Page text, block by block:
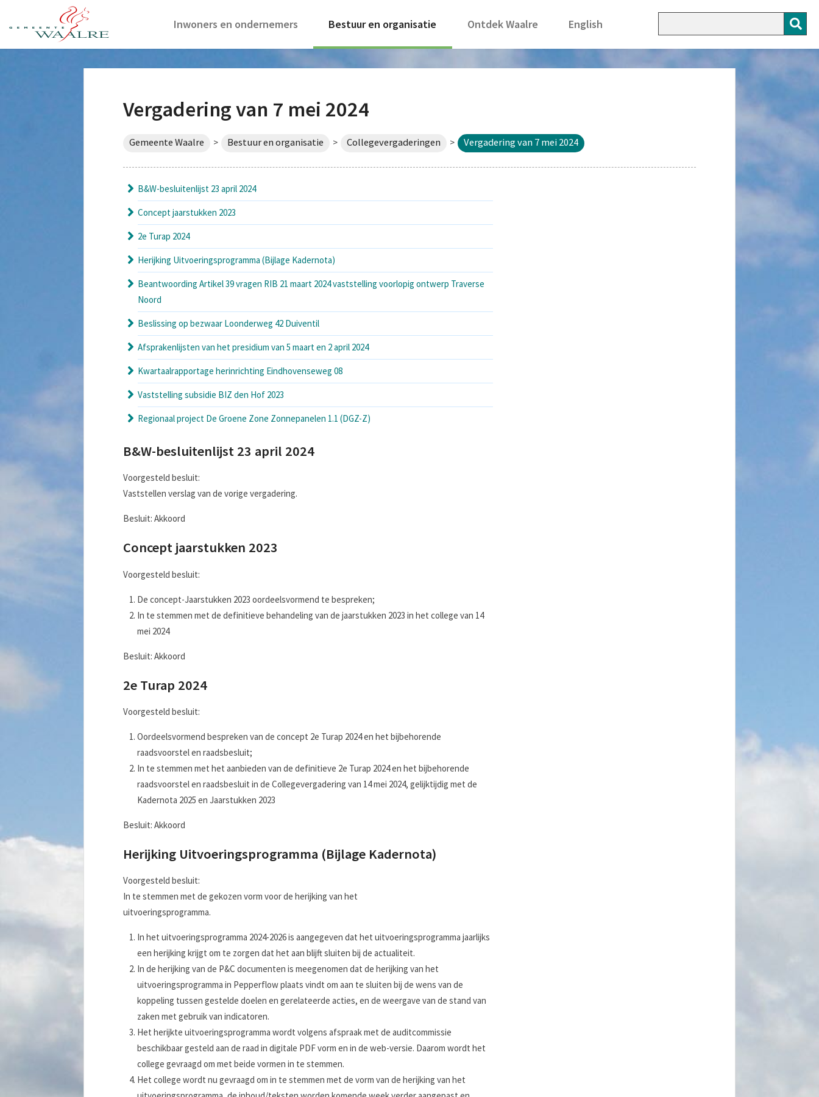
Inwoners en ondernemers Bestuur en organisatie Ontdek Waalre English
Vergadering van 7 mei 2024
Gemeente Waalre > Bestuur en organisatie > Collegevergaderingen > Vergadering van 7 mei 2024
B&W-besluitenlijst 23 april 2024
Concept jaarstukken 2023
2e Turap 2024
Herijking Uitvoeringsprogramma (Bijlage Kadernota)
Beantwoording Artikel 39 vragen RIB 21 maart 2024 vaststelling voorlopig ontwerp Traverse
Noord
Beslissing op bezwaar Loonderweg 42 Duiventil
Afsprakenlijsten van het presidium van 5 maart en 2 april 2024
Kwartaalrapportage herinrichting Eindhovenseweg 08
Vaststelling subsidie BIZ den Hof 2023
Regionaal project De Groene Zone Zonnepanelen 1.1 (DGZ-Z)
B&W-besluitenlijst 23 april 2024
Voorgesteld besluit:
Vaststellen verslag van de vorige vergadering.
Besluit: Akkoord
Concept jaarstukken 2023
Voorgesteld besluit:
De concept-Jaarstukken 2023 oordeelsvormend te bespreken;
In te stemmen met de definitieve behandeling van de jaarstukken 2023 in het college van 14
mei 2024
Besluit: Akkoord
2e Turap 2024
Voorgesteld besluit:
Oordeelsvormend bespreken van de concept 2e Turap 2024 en het bijbehorende
raadsvoorstel en raadsbesluit;
In te stemmen met het aanbieden van de definitieve 2e Turap 2024 en het bijbehorende
raadsvoorstel en raadsbesluit in de Collegevergadering van 14 mei 2024, gelijktijdig met de
Kadernota 2025 en Jaarstukken 2023
Besluit: Akkoord
Herijking Uitvoeringsprogramma (Bijlage Kadernota)
Voorgesteld besluit:
In te stemmen met de gekozen vorm voor de herijking van het
uitvoeringsprogramma.
In het uitvoeringsprogramma 2024-2026 is aangegeven dat het uitvoeringsprogramma jaarlijks
een herijking krijgt om te zorgen dat het aan blijft sluiten bij de actualiteit.
In de herijking van de P&C documenten is meegenomen dat de herijking van het
uitvoeringsprogramma in Pepperflow plaats vindt om aan te sluiten bij de wens van de
koppeling tussen gestelde doelen en gerelateerde acties, en de weergave van de stand van
zaken met gebruik van indicatoren.
Het herijkte uitvoeringsprogramma wordt volgens afspraak met de auditcommissie
beschikbaar gesteld aan de raad in digitale PDF vorm en in de web-versie. Daarom wordt het
college gevraagd om met beide vormen in te stemmen.
Het college wordt nu gevraagd om in te stemmen met de vorm van de herijking van het